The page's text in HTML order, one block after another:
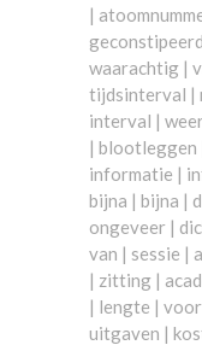
|
waarachtig |
tijdsinterval |
interval |
| blootleggen
informatie |
bijna | bijna |
ongeveer |
van | sessie |
| zitting |
| lengte |
uitgaven |